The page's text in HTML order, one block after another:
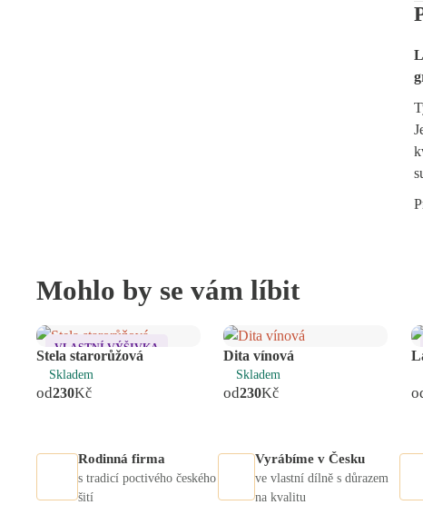
Mohlo by se vám líbit
VLASTNÍ VÝŠIVKA
Stela starorůžová
Skladem
od230Kč
Dita vínová
Skladem
od230Kč
Rodinná firma
s tradicí poctivého českého
šití
Vyrábíme v Česku
ve vlastní dílně s důrazem
na kvalitu